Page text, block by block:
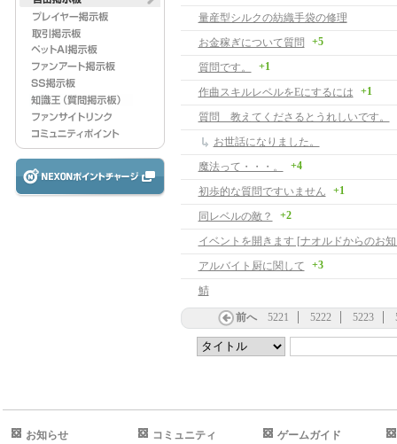
量産型シルクの紡織手袋の修理
お金稼ぎについて質問
+5
質問です。 +1
作曲スキルレベルをEにするには +1
質問 教えてくださるとうれしいです。
お世話になりました。
魔法って・・・。
+4
初歩的な質問ですいません +1
同レベルの敵？ +2
イベントを開きます [ナオルドからのお
アルバイト厨に関して
+3
鯖
前へ 5221 5222 5223
お知らせ コミュニティ ゲームガイド